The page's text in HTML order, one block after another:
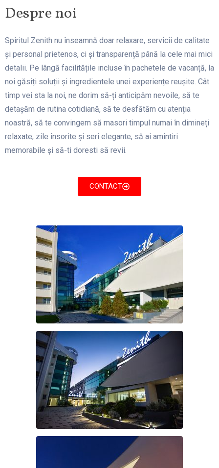
Despre noi
Spiritul Zenith nu înseamnă doar relaxare, servicii de calitate
și personal prietenos, ci și transparență până la cele mai mici
detalii. Pe lângă facilitățile incluse în pachetele de vacanță, la
noi găsiți soluții și ingredientele unei experiențe reușite. Cât
timp vei sta la noi, ne dorim să-ți anticipăm nevoile, să te
detașăm de rutina cotidiană, să te desfătăm cu atenția
noastră, să te convingem să masori timpul numai în dimineți
relaxate, zile însorite și seri elegante, să ai amintiri
memorabile și să-ti doresti să revii.
CONTACT